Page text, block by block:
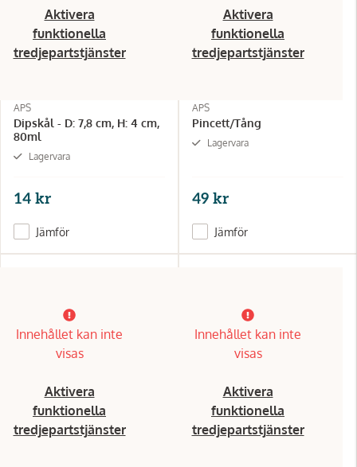
Aktivera
funktionella
tredjepartstjänster
APS
Dipskål - D: 7,8 cm, H: 4 cm,
80ml
Lagervara
14 kr
Jämför
Aktivera
funktionella
tredjepartstjänster
APS
Pincett/Tång
Lagervara
49 kr
Jämför
Innehållet kan inte
visas
Aktivera
funktionella
tredjepartstjänster
Innehållet kan inte
visas
Aktivera
funktionella
tredjepartstjänster